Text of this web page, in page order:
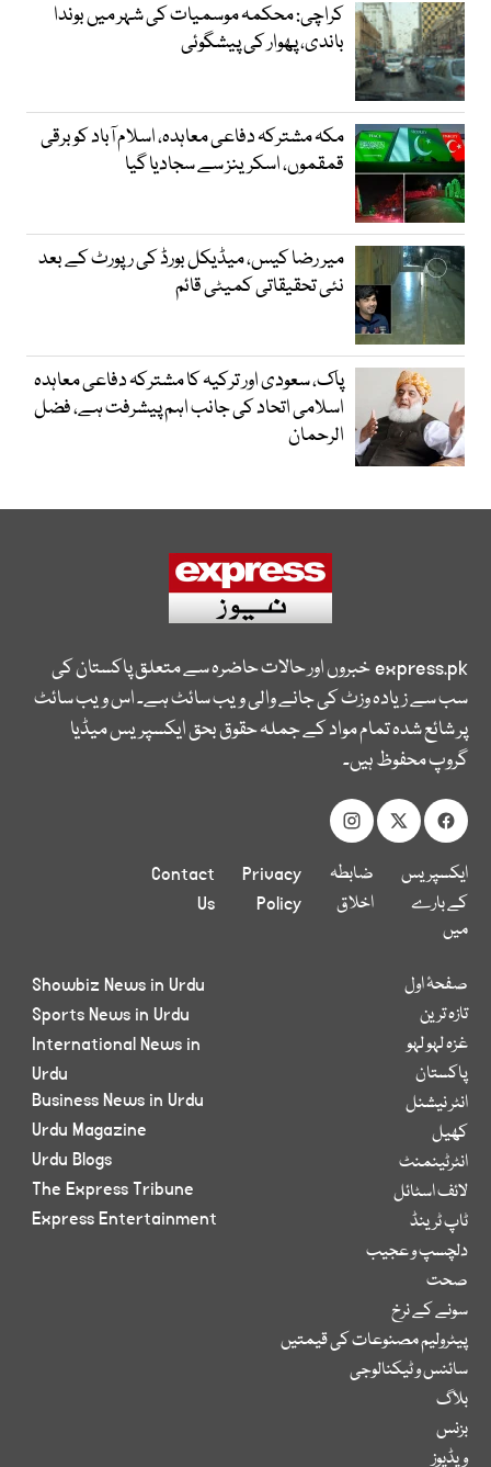
کراچی: محکمہ موسمیات کی شہر میں بوندا
باندی، پھوار کی پیشگوئی
مکہ مشترکہ دفاعی معاہدہ، اسلام آباد کو برقی
قمقموں، اسکرینز سے سجادیا گیا
میر رضا کیس، میڈیکل بورڈ کی رپورٹ کے بعد
نئی تحقیقاتی کمیٹی قائم
پاک، سعودی اور ترکیہ کا مشترکہ دفاعی معاہدہ
اسلامی اتحاد کی جانب اہم پیشرفت ہے، فضل
الرحمان
express.pkخبروں اور حالات حاضرہ سے متعلق پاکستان کی
سب سے زیادہ وزٹ کی جانے والی ویب سائٹ ہے۔ اس ویب سائٹ
پر شائع شدہ تمام مواد کے جملہ حقوق بحق ایکسپریس میڈیا
گروپ محفوظ ہیں۔
ایکسپریس
کے بارے
میں
ضابطہ
اخلاق
Privacy
Policy
Contact
Us
صفحۂ اول
تازہ ترین
غزہ لہو لہو
پاکستان
انٹر نیشنل
کھیل
انٹرٹینمنٹ
لائف اسٹائل
ٹاپ ٹرینڈ
دلچسپ و عجیب
صحت
سونے کے نرخ
پیٹرولیم مصنوعات کی قیمتیں
سائنس و ٹیکنالوجی
بلاگ
بزنس
ویڈیوز
Showbiz News in Urdu
Sports News in Urdu
International News in
Urdu
Business News in Urdu
Urdu Magazine
Urdu Blogs
The Express Tribune
Express Entertainment